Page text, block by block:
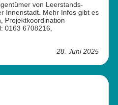
von Leerstands-
Innenstadt. Mehr Infos gibt es
Projektkoordination
0163 6708216,
28. Juni 2025